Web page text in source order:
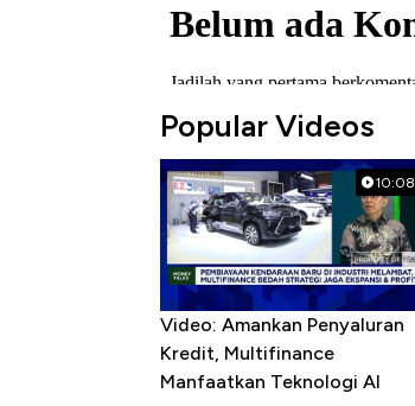
Popular Videos
10:08
Video: Amankan Penyaluran
Kredit, Multifinance
Manfaatkan Teknologi AI